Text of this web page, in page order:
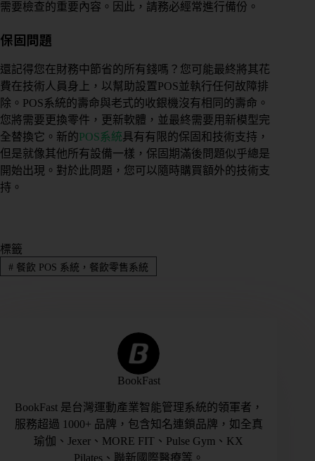
需要檢查的重要內容。因此，請務必經常進行備份。
保固問題
還記得您在財務中節省的所有錢嗎？您可能最終將其花
費在技術人員身上，以幫助設置POS並執行任何故障排
除。POS系統的壽命與老式的收銀機沒有相同的壽命。
您將需要更換零件，更新軟體，並最終需要用新模型完
全替換它。新的POS系統具有有限的保固和技術支持，
但是就像其他所有設備一樣，保固期滿後問題似乎總是
開始出現。對於此問題，您可以隨時購買額外的技術支
持。
標籤
#餐飲 POS 系統，餐飲零售系統
BookFast
BookFast 是台灣運動產業智能管理系統的領軍者，
服務超過 1000+ 品牌，包含知名連鎖品牌，如全真
瑜伽、Jexer、MORE FIT、Pulse Gym、KX
Pilates、聯新國際醫療等。